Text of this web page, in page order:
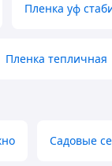
Пленка уф
Пленка тепличная
Садовые